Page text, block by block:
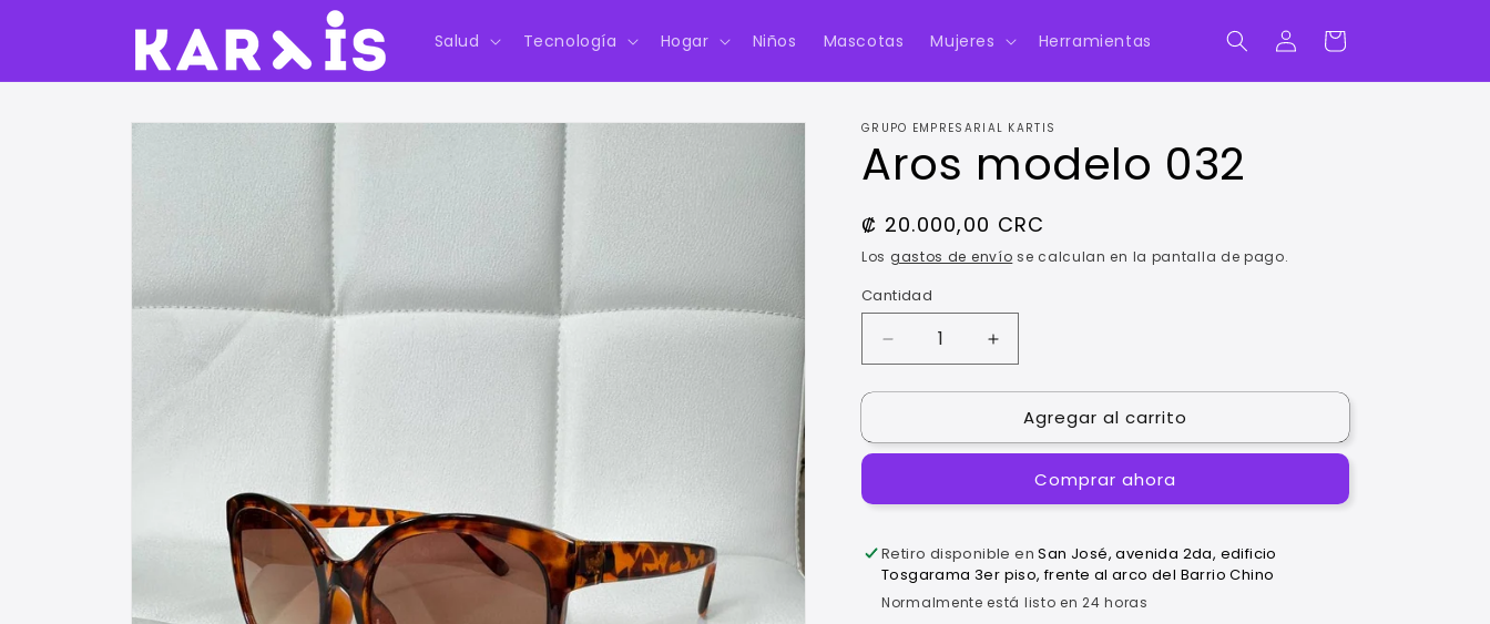
Salud Tecnología Hogar Niños Mascotas Mujeres Herramientas
Iniciar
sesión
Carrito
directamente
del producto
GRUPO EMPRESARIAL KARTIS
Aros modelo 032
Precio
habitual
₡ 20.000,00 CRC
Los gastos de envío se calculan en la pantalla de pago.
Cantidad
Reducir
cantidad
para
modelo
Aumentar
cantidad
para
Aros
modelo
Agregar al carrito
Comprar ahora
Retiro disponible enSan José, avenida 2da, edificio
Tosgarama 3er piso, frente al arco del Barrio Chino
Normalmente está listo en 24 horas